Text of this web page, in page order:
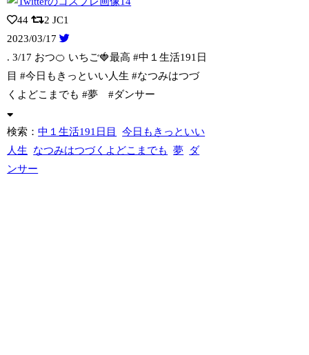
44 2 JC1
2023/03/17
. 3/17 おつ🍊 いちご🍓最高 #中１生活191日
目 #今日もきっといい 人生 #なつみはつづ
くよどこまでも #夢 #ダンサー
検索：中１生活191日目
今日もきっといい
人生
なつみはつづくよどこまでも 夢
ダ
ンサー